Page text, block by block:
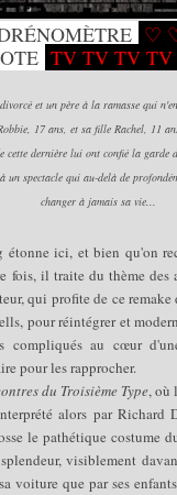
♡
TV TV TV TV
et un père à la ramasse qui
17 ans, et sa fille Rachel, 11
cette dernière lui ont confié la garde
un spectacle qui au-delà de
changer à jamais sa vie...
étonne ici, et bien qu'on
fois, il traite du thème des
qui profite de ce
pour réintégrer et
compliqués au cœur
pour les rapprocher.
du Troisième Type, où
alors par Richard
le pathétique costume
visiblement
voiture que par ses